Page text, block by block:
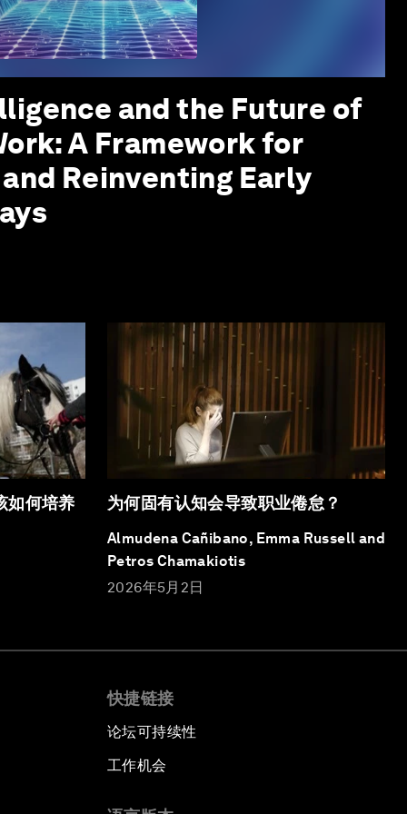
and the Future of
A Framework for
Reinventing Early
如何培养 为何固有认知会导致职业倦怠？
Almudena Cañibano, Emma Russell and
Petros Chamakiotis
2026年5月2日
快捷链接
论坛可持续性
工作机会